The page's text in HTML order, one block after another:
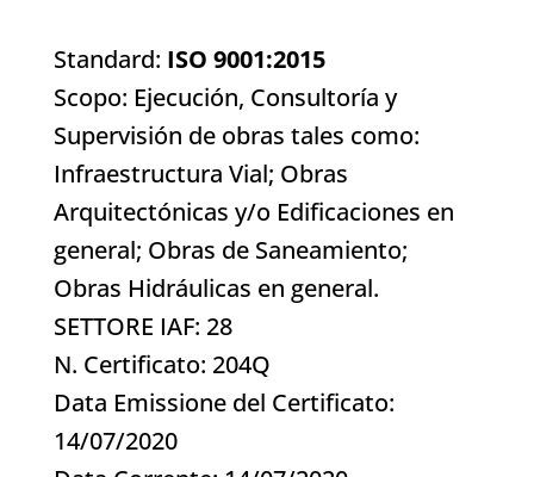
Standard: ISO 9001:2015
Scopo: Ejecución, Consultoría y
Supervisión de obras tales como:
Infraestructura Vial; Obras
Arquitectónicas y/o Edificaciones en
general; Obras de Saneamiento;
Obras Hidráulicas en general.
SETTORE IAF: 28
N. Certificato: 204Q
Data Emissione del Certificato:
14/07/2020